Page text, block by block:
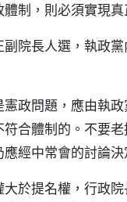
制，則必須實現真
院長人選，執政
政問題，應由執
合體制的。不要
經中常會的討論決
於提名權，行政